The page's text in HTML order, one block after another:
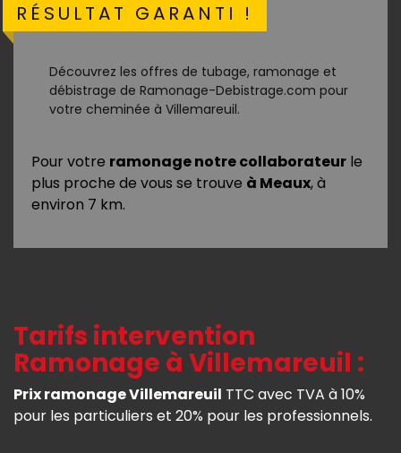
RÉSULTAT GARANTI !
Découvrez les offres de tubage, ramonage et
débistrage de Ramonage-Debistrage.com pour
votre cheminée à Villemareuil.
Pour votre ramonage notre collaborateur le
plus proche de vous se trouve à Meaux, à
environ 7 km.
Tarifs intervention
Ramonage à Villemareuil :
Prix ramonage Villemareuil TTC avec TVA à 10%
pour les particuliers et 20% pour les professionnels.